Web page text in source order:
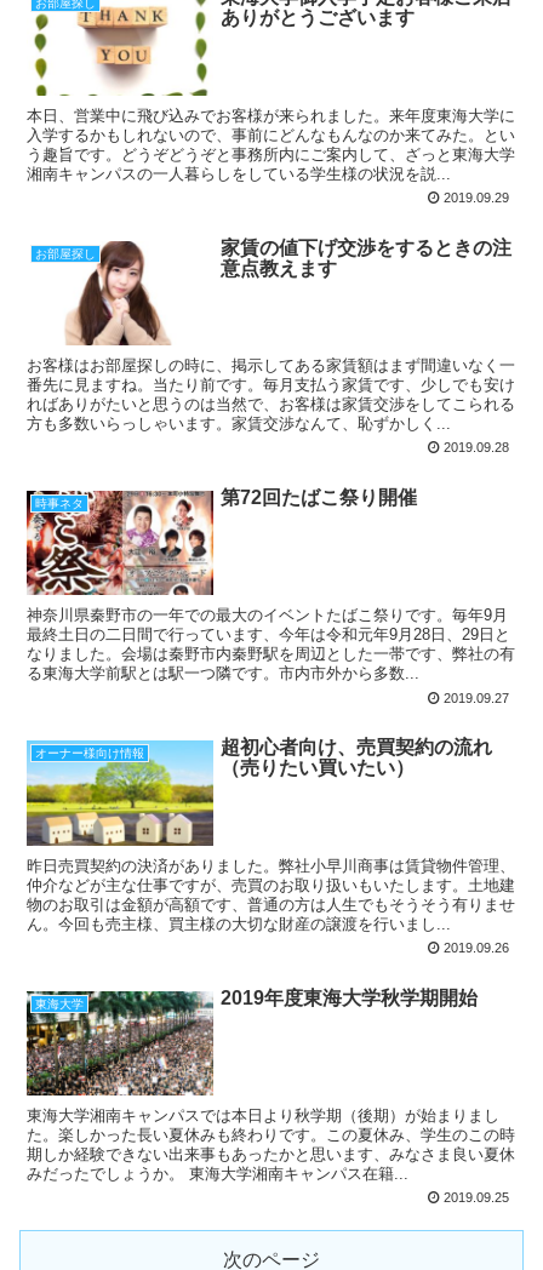
お部屋探し
ありがとうございます
本日、営業中に飛び込みでお客様が来られました。来年度東海大学に
入学するかもしれないので、事前にどんなもんなのか来てみた。とい
う趣旨です。どうぞどうぞと事務所内にご案内して、ざっと東海大学
湘南キャンパスの一人暮らしをしている学生様の状況を説...
2019.09.29
お部屋探し
家賃の値下げ交渉をするときの注
意点教えます
お客様はお部屋探しの時に、掲示してある家賃額はまず間違いなく一
番先に見ますね。当たり前です。毎月支払う家賃です、少しでも安け
ればありがたいと思うのは当然で、お客様は家賃交渉をしてこられる
方も多数いらっしゃいます。家賃交渉なんて、恥ずかしく...
2019.09.28
時事ネタ 第72回たばこ祭り開催
神奈川県秦野市の一年での最大のイベントたばこ祭りです。毎年9月
最終土日の二日間で行っています、今年は令和元年9月28日、29日と
なりました。会場は秦野市内秦野駅を周辺とした一帯です、弊社の有
る東海大学前駅とは駅一つ隣です。市内市外から多数...
2019.09.27
オーナー様向け情報
超初心者向け、売買契約の流れ
（売りたい買いたい）
昨日売買契約の決済がありました。弊社小早川商事は賃貸物件管理、
仲介などが主な仕事ですが、売買のお取り扱いもいたします。土地建
物のお取引は金額が高額です、普通の方は人生でもそうそう有りませ
ん。今回も売主様、買主様の大切な財産の譲渡を行いまし...
2019.09.26
東海大学 2019年度東海大学秋学期開始
東海大学湘南キャンパスでは本日より秋学期（後期）が始まりまし
た。楽しかった長い夏休みも終わりです。この夏休み、学生のこの時
期しか経験できない出来事もあったかと思います、みなさま良い夏休
みだったでしょうか。 東海大学湘南キャンパス在籍...
2019.09.25
次のページ